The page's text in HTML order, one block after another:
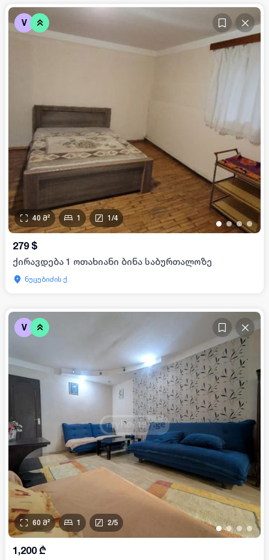
V
• •••
40 მ² 1 1 /4
279 $
ქირავდება 1 ოთახიანი ბინა საბურთალოზე
ნუცუბიძის ქ.
V
••• •
60 მ² 1 2/5
1,200 ₾